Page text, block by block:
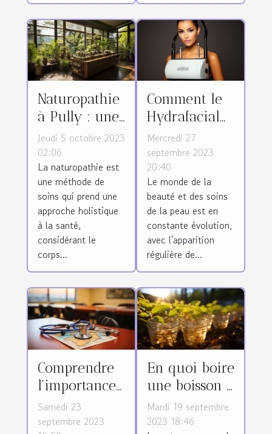
Naturopathie
à Pully : une
approche
holistique à
la santé
physique et
mentale
Jeudi 5 octobre 2023
02:06
La naturopathie est
une méthode de
soins qui prend une
approche holistique
à la santé,
considérant le
corps...
Comment le
Hydrafacial
est devenu
l'un des
traitements
de soin de
peau les plus
demandés
Mercredi 27
septembre 2023
20:40
Le monde de la
beauté et des soins
de la peau est en
constante évolution,
avec l'apparition
régulière de...
Comprendre
l'importance
de la
traduction
Samedi 23
septembre 2023
En quoi boire
une boisson à
base de la
sève de
Mardi 19 septembre
2023 18:46